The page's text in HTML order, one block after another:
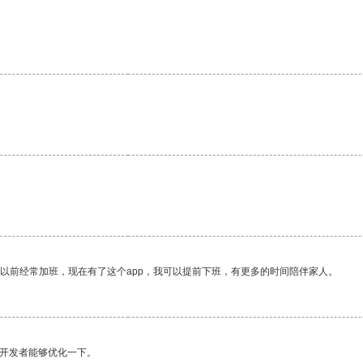
经常加班，现在有了这个app，我可以提前下班，有更多的时间陪伴家人。
发者能够优化一下。